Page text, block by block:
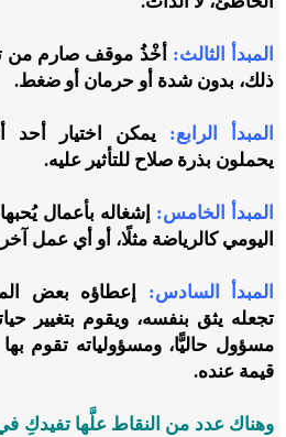
المبدأ الثالث: أخْذُ موقف صارم من
ذلك، بدون شدة أو حرمان أو ضغط.
المبدأ الرابع: يمكن اختيار أحد
يحملون بذرة صلاح للتأثير عليه.
المبدأ الخامس: إشغاله بأعمال
اليومي كالرياضة مثلًا، أو أي عمل آخر
المبدأ السادس: إعطاؤه بعض
تجعله يثق بنفسه، ويقوم بتغيير
مسؤول حاليًّا، ومسؤولياته تقوم
قيمة عنده.
وهناك عدد من النقاط علَّها تفيدكِ